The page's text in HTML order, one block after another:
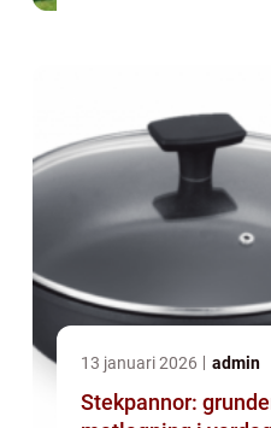
13 januari 2026 admin
Stekpannor: